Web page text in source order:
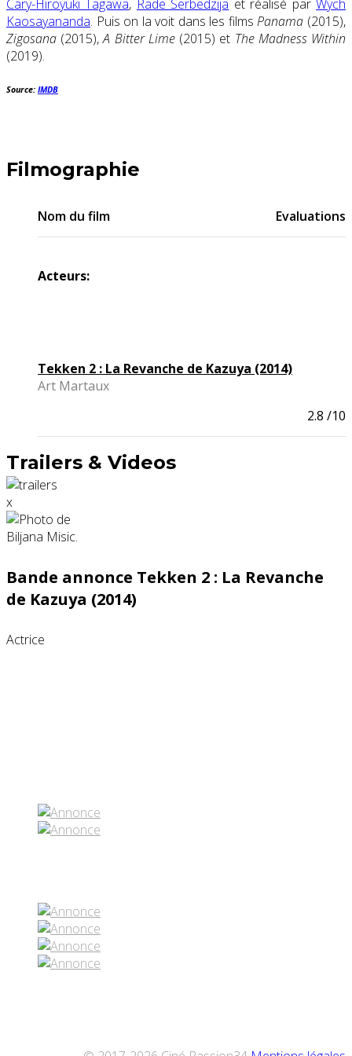
Cary-Hiroyuki Tagawa, Rade Serbedzija et réalisé parWych
Kaosayananda. Puis on la voit dans les filmsPanama (2015),
Zigosana (2015),A Bitter Lime(2015) et The Madness Within
(2019).
Source: IMDB
Filmographie
Nom du film Evaluations
Acteurs:
Tekken 2 : La Revanche de Kazuya (2014)
Art Martaux
2.8 /10
Trailers & Videos
x
Bande annonce Tekken 2 : La Revanche
de Kazuya (2014)
Actrice